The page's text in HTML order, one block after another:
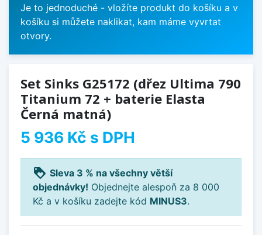
Je to jednoduché - vložíte produkt do košíku a v
košíku si můžete naklikat, kam máme vyvrtat
otvory.
Set Sinks G25172 (dřez Ultima 790
Titanium 72 + baterie Elasta
Černá matná)
5 936 Kč s DPH
loyalty Sleva 3 % na všechny větší
objednávky! Objednejte alespoň za 8 000
Kč a v košíku zadejte kód MINUS3.